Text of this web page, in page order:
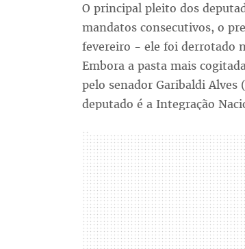
O principal pleito dos
mandatos consecutivos, o
fevereiro - ele foi derrotado
Embora a pasta mais
pelo senador Garibaldi
deputado é a Integração